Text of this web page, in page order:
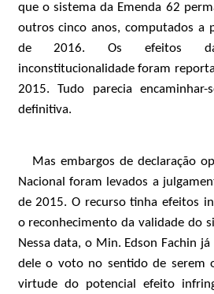
que o sistema da Emenda 62
outros cinco anos, computados a
de 2016. Os efeitos
inconstitucionalidade foram
2015. Tudo parecia
definitiva.
Mas embargos de declaração
Nacional foram levados a
de 2015. O recurso tinha efeitos
o reconhecimento da validade do
Nessa data, o Min. Edson Fachin já
dele o voto no sentido de serem
virtude do potencial efeito